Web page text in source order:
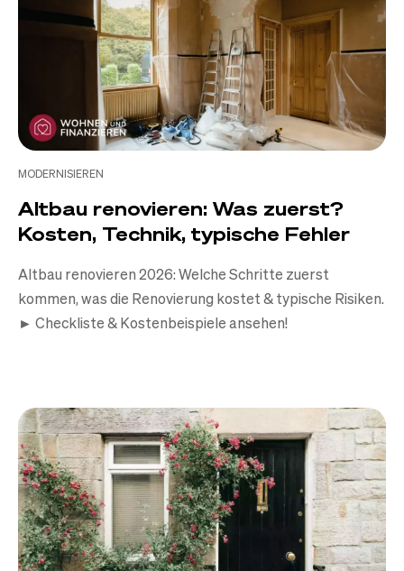
MODERNISIEREN
Altbau renovieren: Was zuerst?
Kosten, Technik, typische Fehler
Altbau renovieren 2026: Welche Schritte zuerst
kommen, was die Renovierung kostet & typische Risiken.
► Checkliste & Kostenbeispiele ansehen!